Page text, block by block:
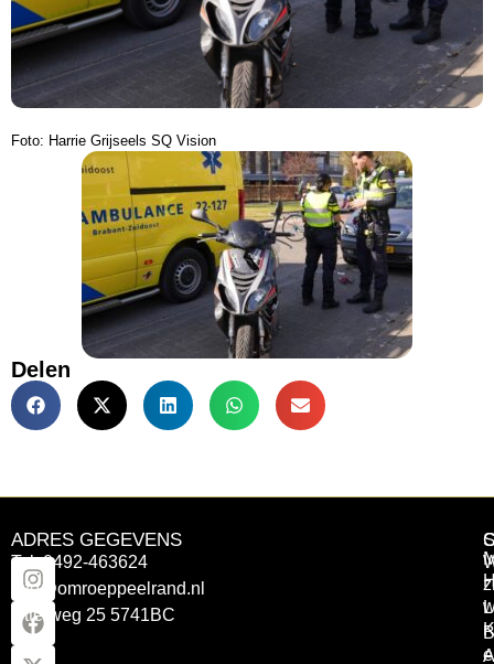
Foto: Harrie Grijseels SQ Vision
Delen
ADRES GEGEVENS
Tel: 0492-463624
info@omroeppeelrand.nl
Otterweg 25 5741BC